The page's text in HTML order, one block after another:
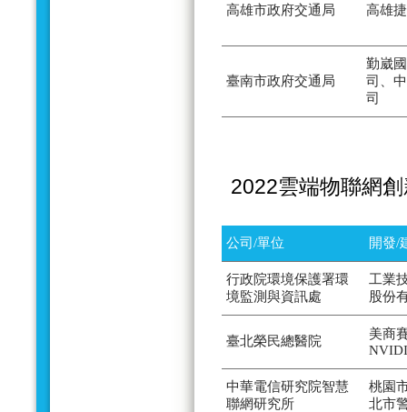
高雄市政府交通局 高雄
臺南市政府交通局
勤崴
司、
司
2022雲端物聯網
公司/單位 開發/
行政院環境保護署環
境監測與資訊處
工業
股份
臺北榮民總醫院
美商
中華電信研究院智慧
聯網研究所
桃園
北市